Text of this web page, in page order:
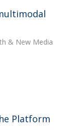
& New Media
Platform